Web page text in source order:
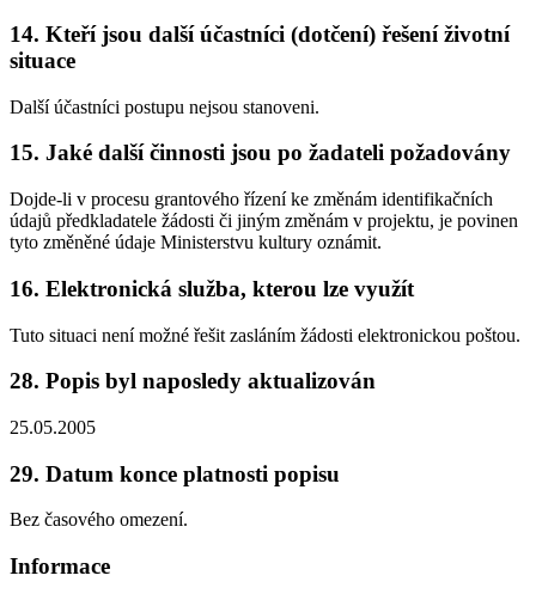
14. Kteří jsou další účastníci (dotčení) řešení životní
situace
Další účastníci postupu nejsou stanoveni.
15. Jaké další činnosti jsou po žadateli požadovány
Dojde-li v procesu grantového řízení ke změnám identifikačních
údajů předkladatele žádosti či jiným změnám v projektu, je povinen
tyto změněné údaje Ministerstvu kultury oznámit.
16. Elektronická služba, kterou lze využít
Tuto situaci není možné řešit zasláním žádosti elektronickou poštou.
28. Popis byl naposledy aktualizován
25.05.2005
29. Datum konce platnosti popisu
Bez časového omezení.
Informace